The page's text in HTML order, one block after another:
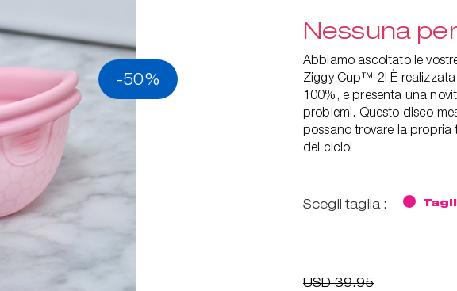
-50%
Nessuna
Abbiamo ascoltato le
Ziggy Cup™ 2! È
100%, e presenta una
problemi. Questo disco
possano trovare la propria
del ciclo!
Scegli taglia :
USD 39.95